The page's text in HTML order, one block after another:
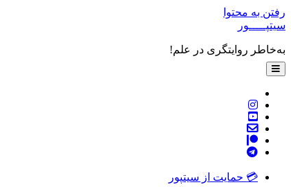
رفتن به محتوا
سیتپـــــور
به‌خاطر روایتگری در علم!
باز
کردن
اصلی
instagram
youtube
پست
telegram
💳 حمایت از سیتپور